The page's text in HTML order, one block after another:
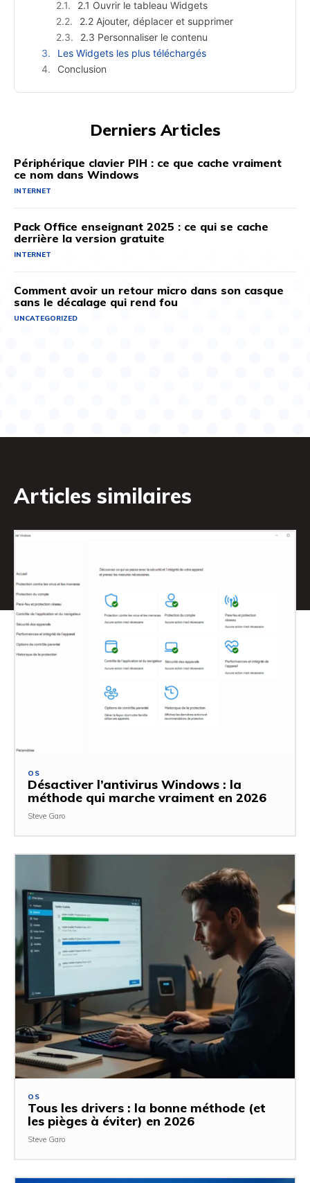
2.1 Ouvrir le tableau Widgets
2.2 Ajouter, déplacer et supprimer
2.3 Personnaliser le contenu
Les Widgets les plus téléchargés
Conclusion
Derniers Articles
Périphérique clavier PIH : ce que cache vraiment
ce nom dans Windows
INTERNET
Pack Office enseignant 2025 : ce qui se cache
derrière la version gratuite
INTERNET
Comment avoir un retour micro dans son casque
sans le décalage qui rend fou
UNCATEGORIZED
Articles similaires
OS
Désactiver l’antivirus Windows : la
méthode qui marche vraiment en 2026
Steve Garo
OS
Tous les drivers : la bonne méthode (et
les pièges à éviter) en 2026
Steve Garo